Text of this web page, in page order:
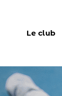
Le club